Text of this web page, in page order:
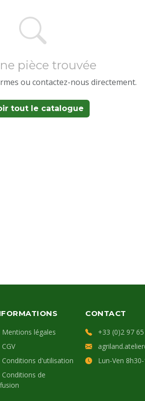
pièce trouvée
ou contactez-nous directement.
tout le catalogue
Mentions légales
CGV
Conditions d'utilisation
Conditions de
CONTACT
+33 (0)2 97
Lun-Ven